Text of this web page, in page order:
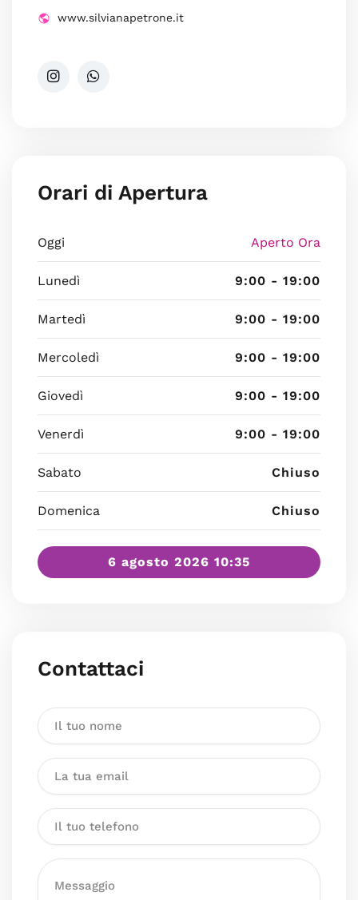
www.silvianapetrone.it
Orari di Apertura
Oggi Aperto Ora
Lunedì 9:00 - 19:00
Martedì 9:00 - 19:00
Mercoledì 9:00 - 19:00
Giovedì 9:00 - 19:00
Venerdì 9:00 - 19:00
Sabato Chiuso
Domenica Chiuso
6 agosto 2026 10:35
Contattaci